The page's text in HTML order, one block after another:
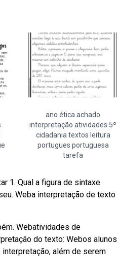
ano ética achado
interpretação atividades 5º
cidadania textos leitura
portugues portuguesa
tarefa
1. Qual a figura de sintaxe
Weba interpretação de texto
Webatividades de
do texto: Webos alunos
além de serem